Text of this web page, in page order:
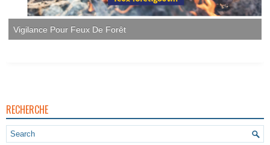
Vigilance Pour Feux De Forêt
RECHERCHE